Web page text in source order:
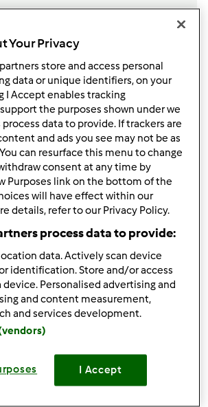
Składniki
mleka skondensowanego
kakao
czekoladowej
Lista zakupów
Your Privacy
partners store and access personal
data or unique identifiers, on your
I Accept enables tracking
the purposes shown under we
data to provide. If trackers are
and ads you see may not be as
can resurface this menu to change
consent at any time by
Purposes link on the bottom of the
will have effect within our
details, refer to our Privacy Policy.
process data to provide:
data. Actively scan device
identification. Store and/or access
Personalised advertising and
and content measurement,
and services development.
I Accept